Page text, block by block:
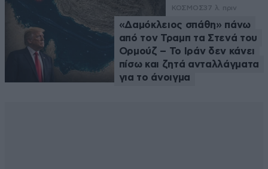
ΚΟΣΜΟΣ37 λ. πριν
«Δαμόκλειος σπάθη» πάνω
από τον Τραμπ τα Στενά του
Ορμούζ – Το Ιράν δεν κάνει
πίσω και ζητά ανταλλάγματα
για το άνοιγμα